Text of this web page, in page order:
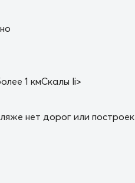
1 кмСкалы li>
нет дорог или построек